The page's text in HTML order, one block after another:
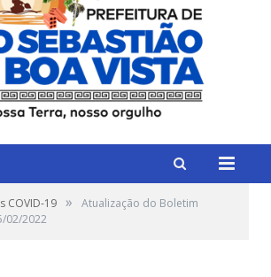
COVID-19 »
Atualização do Boletim
02/2022